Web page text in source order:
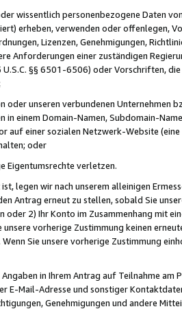
wissentlich personenbezogene Daten
erheben, verwenden oder offenlegen,
Lizenzen, Genehmigungen,
Anforderungen einer zuständigen
§§ 6501-6506) oder Vorschriften,
oder unseren verbundenen Unternehmen
in einem Domain-Namen, Subdomain-
auf einer sozialen Netzwerk-Website
oder
Eigentumsrechte verletzen.
legen wir nach unserem alleinigen
Antrag erneut zu stellen, sobald Sie
oder 2) Ihr Konto im Zusammenhang mit
unsere vorherige Zustimmung keinen
Sie unsere vorherige Zustimmung
Angaben in Ihrem Antrag auf Teilnahme
E-Mail-Adresse und sonstiger
Genehmigungen und andere